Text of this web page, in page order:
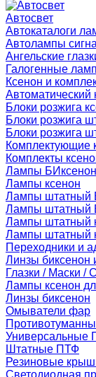
Автосвет
Автокаталоги
Автолампы
Ангельские
Галогенные
Ксенон и
Автоматический
Блоки розжига
Блоки розжига
Блоки розжига
Комплектующие
Комплекты
Лампы БИксенон
Лампы ксенон
Лампы штатный
Лампы штатный
Лампы штатный
Лампы штатный
Переходники и
Линзы биксенон
Глазки / Маски /
Лампы ксенон
Линзы биксенон
Омыватели фар
Универсальные
Штатные ПТФ
Резиновые
Светодиодная